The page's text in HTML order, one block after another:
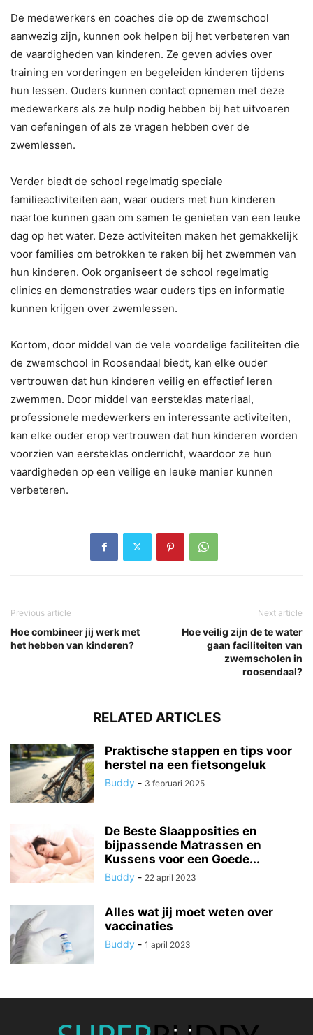
De medewerkers en coaches die op de zwemschool
aanwezig zijn, kunnen ook helpen bij het verbeteren van
de vaardigheden van kinderen. Ze geven advies over
training en vorderingen en begeleiden kinderen tijdens
hun lessen. Ouders kunnen contact opnemen met deze
medewerkers als ze hulp nodig hebben bij het uitvoeren
van oefeningen of als ze vragen hebben over de
zwemlessen.
Verder biedt de school regelmatig speciale
familieactiviteiten aan, waar ouders met hun kinderen
naartoe kunnen gaan om samen te genieten van een leuke
dag op het water. Deze activiteiten maken het gemakkelijk
voor families om betrokken te raken bij het zwemmen van
hun kinderen. Ook organiseert de school regelmatig
clinics en demonstraties waar ouders tips en informatie
kunnen krijgen over zwemlessen.
Kortom, door middel van de vele voordelige faciliteiten die
de zwemschool in Roosendaal biedt, kan elke ouder
vertrouwen dat hun kinderen veilig en effectief leren
zwemmen. Door middel van eersteklas materiaal,
professionele medewerkers en interessante activiteiten,
kan elke ouder erop vertrouwen dat hun kinderen worden
voorzien van eersteklas onderricht, waardoor ze hun
vaardigheden op een veilige en leuke manier kunnen
verbeteren.
Previous article
Hoe combineer jij werk met
het hebben van kinderen?
Next article
Hoe veilig zijn de te water
gaan faciliteiten van
zwemscholen in
roosendaal?
RELATED ARTICLES
Praktische stappen en tips voor
herstel na een fietsongeluk
Buddy - 3 februari 2025
De Beste Slaapposities en
bijpassende Matrassen en
Kussens voor een Goede...
Buddy - 22 april 2023
Alles wat jij moet weten over
vaccinaties
Buddy - 1 april 2023